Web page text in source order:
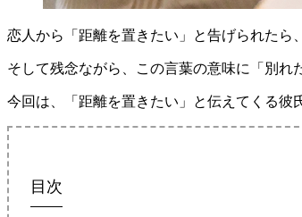
恋人から「距離を置きたい」と告げられたら
そして残念ながら、この言葉の意味に「別れ
今回は、「距離を置きたい」と伝えてくる彼
目次